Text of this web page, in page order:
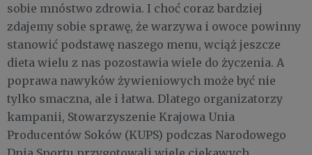
sobie mnóstwo zdrowia. I choć coraz bardziej
zdajemy sobie sprawę, że warzywa i owoce powinny
stanowić podstawę naszego menu, wciąż jeszcze
dieta wielu z nas pozostawia wiele do życzenia. A
poprawa nawyków żywieniowych może być nie
tylko smaczna, ale i łatwa. Dlatego organizatorzy
kampanii, Stowarzyszenie Krajowa Unia
Producentów Soków (KUPS) podczas Narodowego